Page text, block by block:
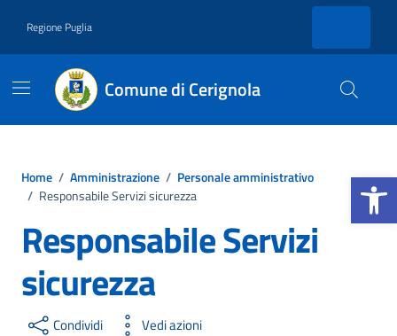
Apri la
Regione Puglia
Comune di Cerignola
Home / Amministrazione / Personale amministrativo
/ Responsabile Servizi sicurezza
Responsabile Servizi
sicurezza
Condividi Vedi azioni